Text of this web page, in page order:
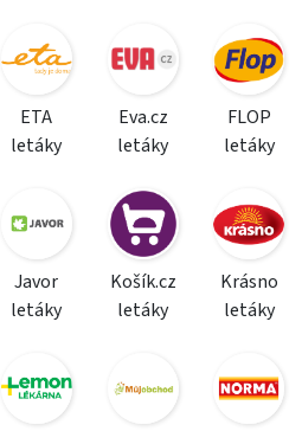
ETA
letáky
Eva.cz
letáky
FLOP
letáky
Javor
letáky
Košík.cz
letáky
Krásno
letáky